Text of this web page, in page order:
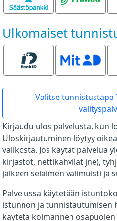
Ulkomaiset
Bank ID MitID
Valitse tunnistustapa
Kirjaudu ulos palvelusta, kun
Uloskirjautuminen löytyy
valikosta. Jos käytät palvelua
kirjastot, nettikahvilat jne),
jälkeen selaimen välimuisti ja
Palvelussa käytetään
istunnon ja tunnistautumisen
käytetä kolmannen osapuolen